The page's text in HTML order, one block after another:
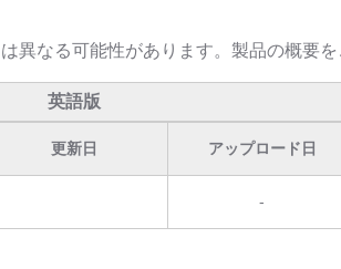
異なる可能性があります。製品の概要
英語版
更新日 アップロード日
-